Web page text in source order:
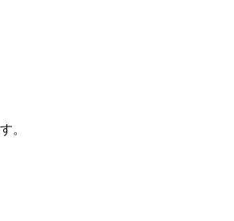
。